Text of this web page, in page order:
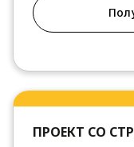
ПРОЕКТ СО